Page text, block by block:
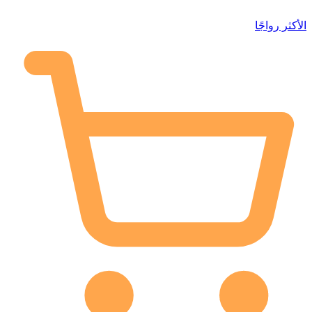
الأكثر رواجًا